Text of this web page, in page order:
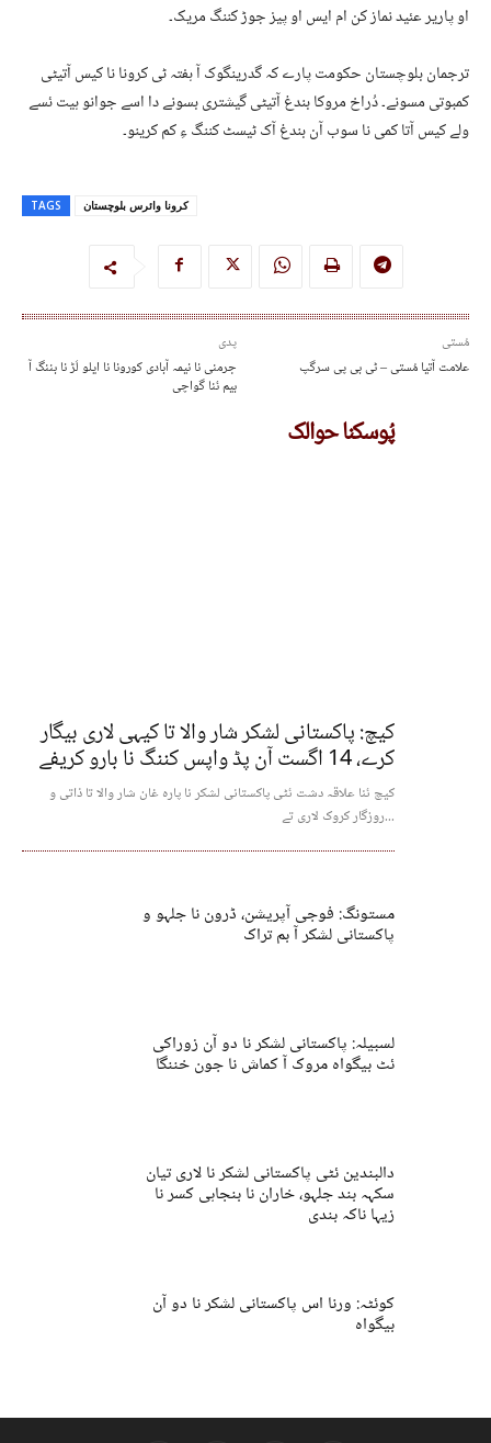
او پاریر عئید نماز کن ام ایس او پیز جوڑ کننگ مریک۔
ترجمان بلوچستان حکومت پارے کہ گدرینگوک آ ہفتہ ٹی کرونا نا کیس آتیٹی
کمبوتی مسونے۔ دُراخ مروکا بندغ آتیٹی گیشتری بسونے دا اسے جوانو ہیت ئسے
ولے کیس آتا کمی نا سوب آن بندغ آک ٹیسٹ کننگ ءِ کم کرینو۔
TAGS کرونا وائرس بلوچستان
پدی
جرمنی نا نیمہ آبادی کورونا نا ایلو لَڑ نا بننگ آ
بیم ئنا گواچی
مُستی
علامت آتیا مُستی – ٹی بی پی سرگپ
پُوسکنا حوالک
کیچ: پاکستانی لشکر شار والا تا کیہی لاری بیگار
کرے، 14 اگست آن پڈ واپس کننگ نا بارو کریفے
کیچ ئنا علاقہ دشت ئٹی پاکستانی لشکر نا پارہ غان شار والا تا ذاتی و
روزگار کروک لاری تے...
مستونگ: فوجی آپریشن، ڈرون نا جلہو و
پاکستانی لشکر آ بم تراک
لسبیلہ: پاکستانی لشکر نا دو آن زوراکی
ئٹ بیگواہ مروک آ کماش نا جون خننگا
دالبندین ئٹی پاکستانی لشکر نا لاری تیان
سکہہ بند جلہو، خاران نا بنجاہی کسر نا
زیہا ناکہ بندی
کوئٹہ: ورنا اس پاکستانی لشکر نا دو آن
بیگواہ